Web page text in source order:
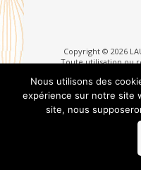
Copyright © 2026
Toute utilisation ou
Unauthorized use
without written
Nous utilisons des
expérience sur notre site
site, nous